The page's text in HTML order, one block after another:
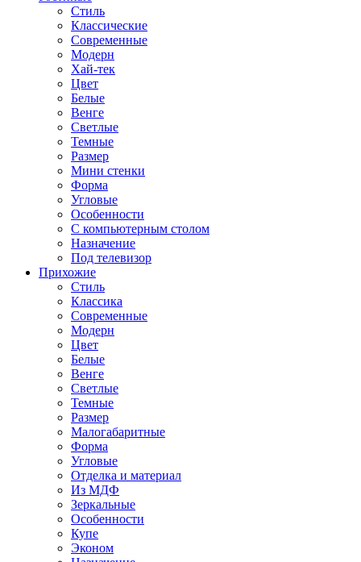
Стиль
Классические
Современные
Модерн
Хай-тек
Цвет
Белые
Венге
Светлые
Темные
Размер
Мини стенки
Форма
Угловые
Особенности
С компьютерным столом
Назначение
Под телевизор
Прихожие
Стиль
Классика
Современные
Модерн
Цвет
Белые
Венге
Светлые
Темные
Размер
Малогабаритные
Форма
Угловые
Отделка и материал
Из МДФ
Зеркальные
Особенности
Купе
Эконом